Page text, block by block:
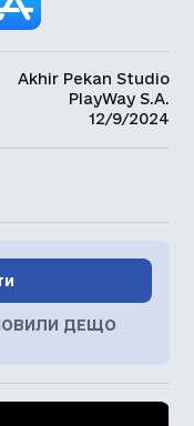
Akhir Pekan Studio
PlayWay S.A.
12/9/2024
ДЕЩО